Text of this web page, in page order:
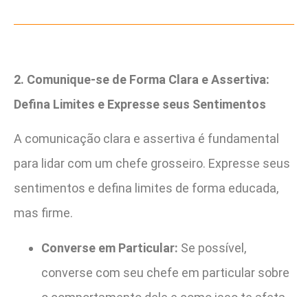
2. Comunique-se de Forma Clara e Assertiva:
Defina Limites e Expresse seus Sentimentos
A comunicação clara e assertiva é fundamental
para lidar com um chefe grosseiro. Expresse seus
sentimentos e defina limites de forma educada,
mas firme.
Converse em Particular: Se possível,
converse com seu chefe em particular sobre